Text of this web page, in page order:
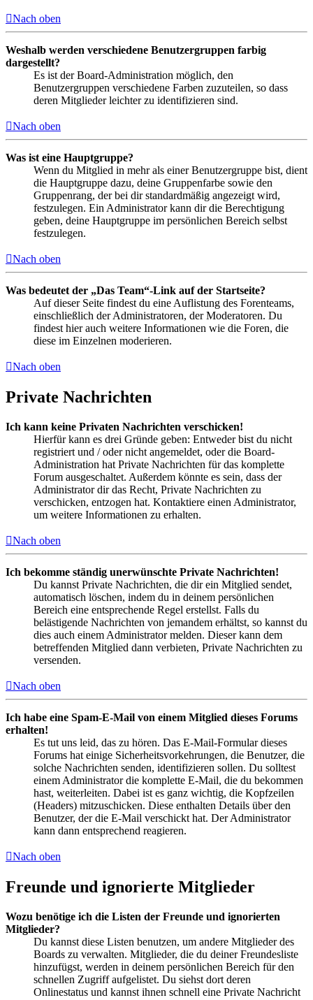
Nach oben
Weshalb werden verschiedene Benutzergruppen farbig
dargestellt?
Es ist der Board-Administration möglich, den
Benutzergruppen verschiedene Farben zuzuteilen, so dass
deren Mitglieder leichter zu identifizieren sind.
Nach oben
Was ist eine Hauptgruppe?
Wenn du Mitglied in mehr als einer Benutzergruppe bist, dient
die Hauptgruppe dazu, deine Gruppenfarbe sowie den
Gruppenrang, der bei dir standardmäßig angezeigt wird,
festzulegen. Ein Administrator kann dir die Berechtigung
geben, deine Hauptgruppe im persönlichen Bereich selbst
festzulegen.
Nach oben
Was bedeutet der „Das Team“-Link auf der Startseite?
Auf dieser Seite findest du eine Auflistung des Forenteams,
einschließlich der Administratoren, der Moderatoren. Du
findest hier auch weitere Informationen wie die Foren, die
diese im Einzelnen moderieren.
Nach oben
Private Nachrichten
Ich kann keine Privaten Nachrichten verschicken!
Hierfür kann es drei Gründe geben: Entweder bist du nicht
registriert und / oder nicht angemeldet, oder die Board-
Administration hat Private Nachrichten für das komplette
Forum ausgeschaltet. Außerdem könnte es sein, dass der
Administrator dir das Recht, Private Nachrichten zu
verschicken, entzogen hat. Kontaktiere einen Administrator,
um weitere Informationen zu erhalten.
Nach oben
Ich bekomme ständig unerwünschte Private Nachrichten!
Du kannst Private Nachrichten, die dir ein Mitglied sendet,
automatisch löschen, indem du in deinem persönlichen
Bereich eine entsprechende Regel erstellst. Falls du
belästigende Nachrichten von jemandem erhältst, so kannst du
dies auch einem Administrator melden. Dieser kann dem
betreffenden Mitglied dann verbieten, Private Nachrichten zu
versenden.
Nach oben
Ich habe eine Spam-E-Mail von einem Mitglied dieses Forums
erhalten!
Es tut uns leid, das zu hören. Das E-Mail-Formular dieses
Forums hat einige Sicherheitsvorkehrungen, die Benutzer, die
solche Nachrichten senden, identifizieren sollen. Du solltest
einem Administrator die komplette E-Mail, die du bekommen
hast, weiterleiten. Dabei ist es ganz wichtig, die Kopfzeilen
(Headers) mitzuschicken. Diese enthalten Details über den
Benutzer, der die E-Mail verschickt hat. Der Administrator
kann dann entsprechend reagieren.
Nach oben
Freunde und ignorierte Mitglieder
Wozu benötige ich die Listen der Freunde und ignorierten
Mitglieder?
Du kannst diese Listen benutzen, um andere Mitglieder des
Boards zu verwalten. Mitglieder, die du deiner Freundesliste
hinzufügst, werden in deinem persönlichen Bereich für den
schnellen Zugriff aufgelistet. Du siehst dort deren
Onlinestatus und kannst ihnen schnell eine Private Nachricht